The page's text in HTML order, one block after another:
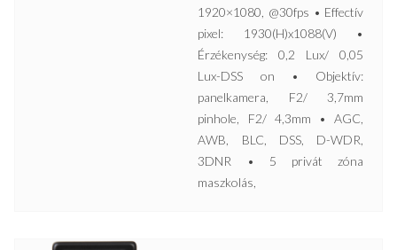
1920×1080, @30fps • Effectív
pixel: 1930(H)x1088(V) •
Érzékenység: 0,2 Lux/ 0,05
Lux-DSS on • Objektív:
panelkamera, F2/ 3,7mm
pinhole, F2/ 4,3mm • AGC,
AWB, BLC, DSS, D-WDR,
3DNR • 5 privát zóna
maszkolás,